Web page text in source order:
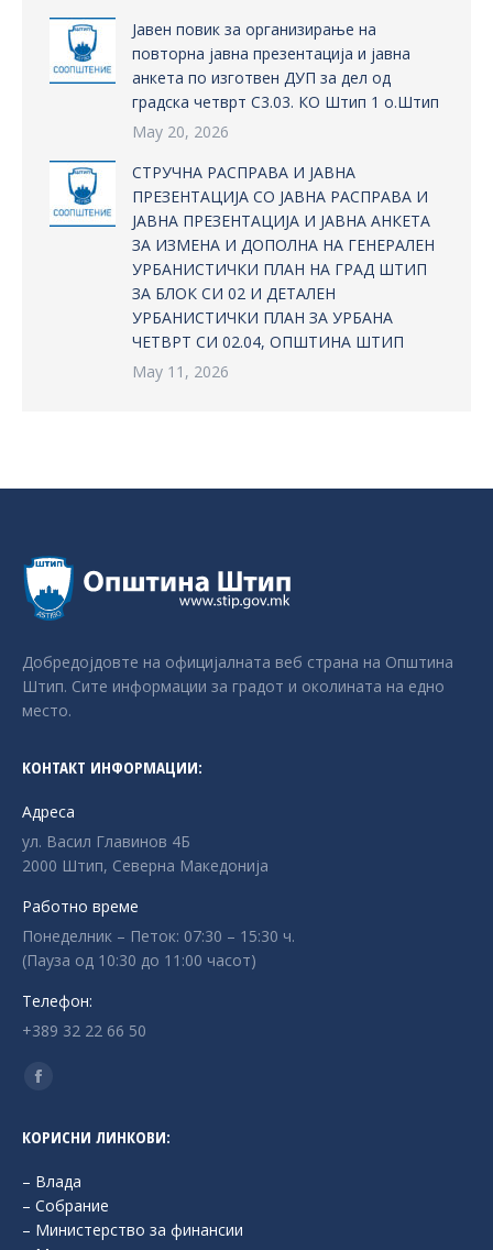
Јавен повик за организирање на
повторна јавна презентација и јавна
анкета по изготвен ДУП за дел од
градска четврт С3.03. КО Штип 1 о.Штип
May 20, 2026
СТРУЧНА РАСПРАВА И ЈАВНА
ПРЕЗЕНТАЦИЈА СО ЈАВНА РАСПРАВА И
ЈАВНА ПРЕЗЕНТАЦИЈА И ЈАВНА АНКЕТА
ЗА ИЗМЕНА И ДОПОЛНА НА ГЕНЕРАЛЕН
УРБАНИСТИЧКИ ПЛАН НА ГРАД ШТИП
ЗА БЛОК СИ 02 И ДЕТАЛЕН
УРБАНИСТИЧКИ ПЛАН ЗА УРБАНА
ЧЕТВРТ СИ 02.04, ОПШТИНА ШТИП
May 11, 2026
Добредојдовте на официјалната веб страна на Општина
Штип. Сите информации за градот и околината на едно
место.
КОНТАКТ ИНФОРМАЦИИ:
Адреса
ул. Васил Главинов 4Б
2000 Штип, Северна Македонија
Работно време
Понеделник – Петок: 07:30 – 15:30 ч.
(Пауза од 10:30 до 11:00 часот)
Телефон:
+389 32 22 66 50
Find us on:
Facebook
opens
in
new
window
КОРИСНИ ЛИНКОВИ:
– Влада
– Собрание
– Министерство за финансии